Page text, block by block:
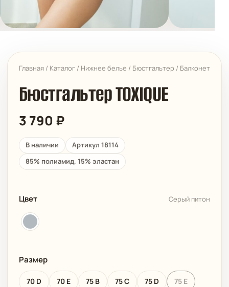
Главная / Каталог / Нижнее белье / Бюстгальтер / Балконет
Бюстгальтер TOXIQUE
3 790 ₽
В наличии
Артикул 18114
85% полиамид, 15% эластан
Цвет Серый питон
Размер
70 D 70 E 75 B 75 C 75 D 75 E